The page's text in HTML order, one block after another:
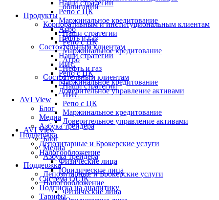
Наши стратегии
Репо с ЦК
Маржинальное кредитование
Агро
Нефть и газ
Состоятельным клиентам
Наши стратегии
ИИС
Репо с ЦК
Маржинальное кредитование
Доверительное управление активами
AVI View
Блог
Медиа
Азбука трейдера
Поддержка
Депозитарные и Брокерские услуги
Налогообложение
Физические лица
Юридические лица
Система QUIK
Подписка на аналитику
Тарифы
облигаций
Продукты
Корпоративным и институциональным клиентам
Наши стратегии
Репо с ЦК
Маржинальное кредитование
Агро
Нефть и газ
Состоятельным клиентам
Наши стратегии
ИИС
Репо с ЦК
Маржинальное кредитование
Доверительное управление активами
AVI View
Блог
Медиа
Азбука трейдера
Поддержка
Депозитарные и Брокерские услуги
Налогообложение
Физические лица